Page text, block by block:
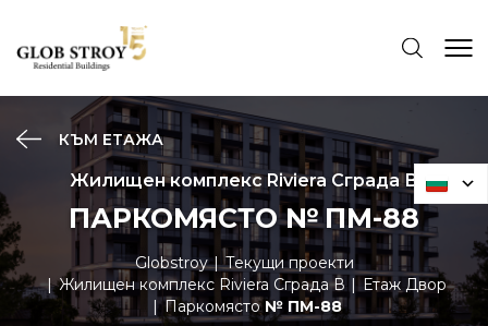
КЪМ ЕТАЖА
Жилищен комплекс Riviera Сграда В
ПАРКОМЯСТО № ПМ-88
Globstroy
Текущи проекти
Жилищен комплекс Riviera Сграда В
Етаж Двор
Паркомясто№ ПМ-88